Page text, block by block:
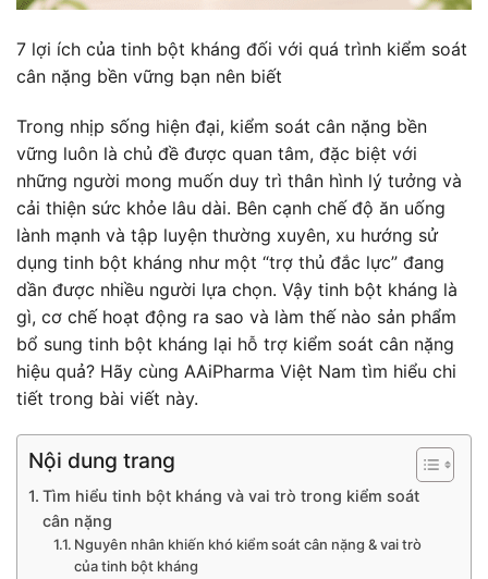
7 lợi ích của tinh bột kháng đối với quá trình kiểm soát
cân nặng bền vững bạn nên biết
Trong nhịp sống hiện đại, kiểm soát cân nặng bền
vững luôn là chủ đề được quan tâm, đặc biệt với
những người mong muốn duy trì thân hình lý tưởng và
cải thiện sức khỏe lâu dài. Bên cạnh chế độ ăn uống
lành mạnh và tập luyện thường xuyên, xu hướng sử
dụng tinh bột kháng như một “trợ thủ đắc lực” đang
dần được nhiều người lựa chọn. Vậy tinh bột kháng là
gì, cơ chế hoạt động ra sao và làm thế nào sản phẩm
bổ sung tinh bột kháng lại hỗ trợ kiểm soát cân nặng
hiệu quả? Hãy cùng AAiPharma Việt Nam tìm hiểu chi
tiết trong bài viết này.
Nội dung trang
Tìm hiểu tinh bột kháng và vai trò trong kiểm soát
cân nặng
Nguyên nhân khiến khó kiểm soát cân nặng & vai trò
của tinh bột kháng